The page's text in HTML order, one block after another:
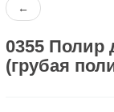
←
0355 Полир
(грубая